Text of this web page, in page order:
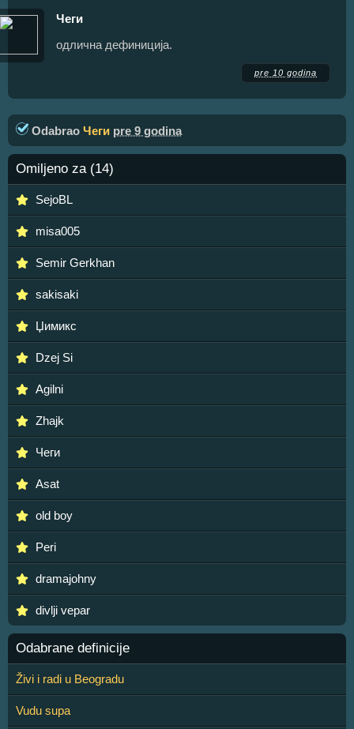
Чеги
одлична дефиниција.
pre 10 godina
Odabrao Чеги pre 9 godina
Omiljeno za (14)
SejoBL
misa005
Semir Gerkhan
sakisaki
Џимикс
Dzej Si
Agilni
Zhajk
Чеги
Asat
old boy
Peri
dramajohny
divlji vepar
Odabrane definicije
Živi i radi u Beogradu
Vudu supa